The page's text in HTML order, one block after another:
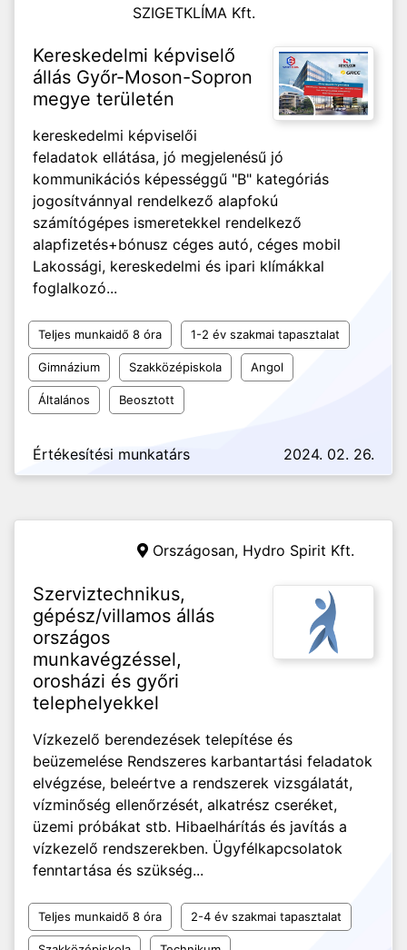
SZIGETKLÍMA Kft.
Kereskedelmi képviselő
állás Győr-Moson-Sopron
megye területén
kereskedelmi képviselői
feladatok ellátása, jó megjelenésű jó
kommunikációs képességgű "B" kategóriás
jogosítvánnyal rendelkező alapfokú
számítógépes ismeretekkel rendelkező
alapfizetés+bónusz céges autó, céges mobil
Lakossági, kereskedelmi és ipari klímákkal
foglalkozó...
Teljes munkaidő 8 óra 1-2 év szakmai tapasztalat
Gimnázium Szakközépiskola Angol
Általános Beosztott
Értékesítési munkatárs 2024. 02. 26.
Országosan, Hydro Spirit Kft.
Szerviztechnikus,
gépész/villamos állás
országos
munkavégzéssel,
orosházi és győri
telephelyekkel
Vízkezelő berendezések telepítése és
beüzemelése Rendszeres karbantartási feladatok
elvégzése, beleértve a rendszerek vizsgálatát,
vízminőség ellenőrzését, alkatrész cseréket,
üzemi próbákat stb. Hibaelhárítás és javítás a
vízkezelő rendszerekben. Ügyfélkapcsolatok
fenntartása és szükség...
Teljes munkaidő 8 óra 2-4 év szakmai tapasztalat